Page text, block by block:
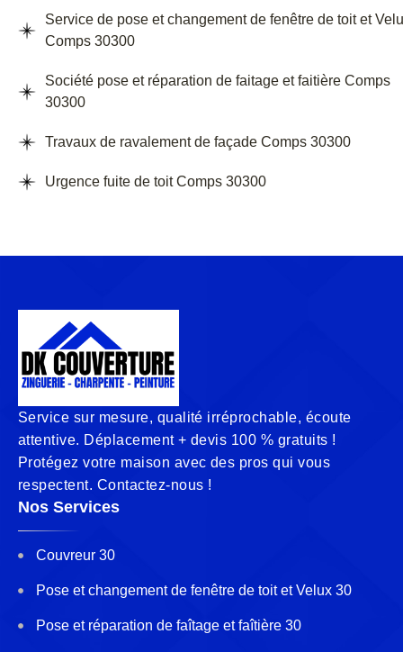
Service de pose et changement de fenêtre de toit et
Comps 30300
Société pose et réparation de faitage et faitière Comps
30300
Travaux de ravalement de façade Comps 30300
Urgence fuite de toit Comps 30300
Service sur mesure, qualité irréprochable, écoute
attentive. Déplacement + devis 100 % gratuits !
Protégez votre maison avec des pros qui vous
respectent. Contactez-nous !
Nos Services
Couvreur 30
Pose et changement de fenêtre de toit et Velux 30
Pose et réparation de faîtage et faîtière 30